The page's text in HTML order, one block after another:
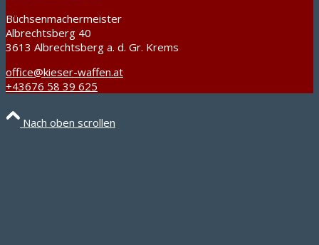
Büchsenmachermeister
Albrechtsberg 40
3613 Albrechtsberg a. d. Gr. Krems
office@kieser-waffen.at
+43676 58 39 625
Nach oben scrollen